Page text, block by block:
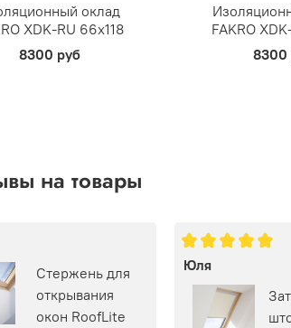
оклад
XDK-RU 66х118
8300 руб
FAKRO
8300
на товары
Стержень для
открывания
окон RoofLite
Юля